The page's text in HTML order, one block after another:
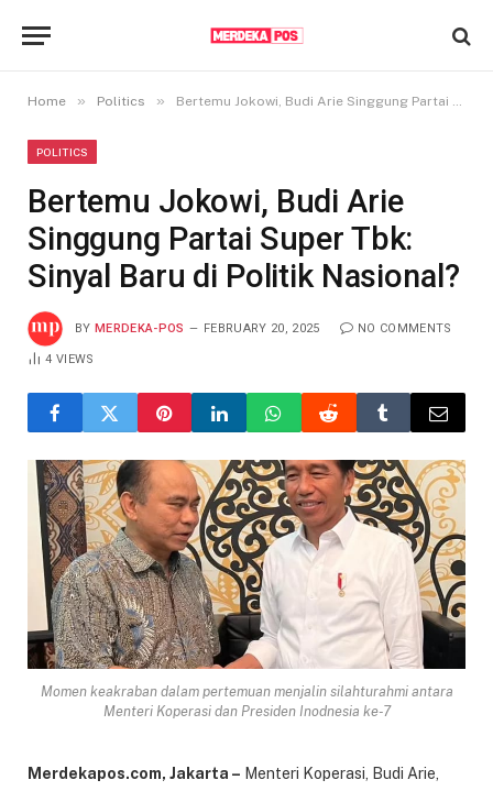
Home » Politics » Bertemu Jokowi, Budi Arie Singgung Partai Super Tbk: Sinyal Baru di Politik Nasional?
POLITICS
Bertemu Jokowi, Budi Arie
Singgung Partai Super Tbk:
Sinyal Baru di Politik Nasional?
BY MERDEKA-POS FEBRUARY 20, 2025 NO COMMENTS
4VIEWS
Momen keakraban dalam pertemuan menjalin silahturahmi antara
Menteri Koperasi dan Presiden Inodnesia ke-7
Merdekapos.com, Jakarta – Menteri Koperasi, Budi Arie,